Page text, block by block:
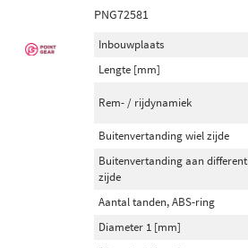
PNG72581
Inbouwplaats
Lengte [mm]
Rem- / rijdynamiek
Buitenvertanding wiel zijde
Buitenvertanding aan
zijde
Aantal tanden, ABS-ring
Diameter 1 [mm]